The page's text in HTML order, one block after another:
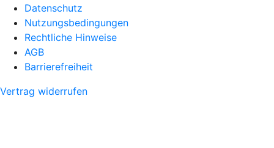
Datenschutz
Nutzungsbedingungen
Rechtliche Hinweise
AGB
Barrierefreiheit
Vertrag widerrufen